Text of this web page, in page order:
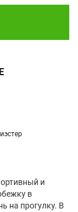
и
в
на прогулку. В